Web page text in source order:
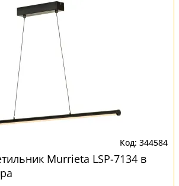
344584
Murrieta LSP-7134 в